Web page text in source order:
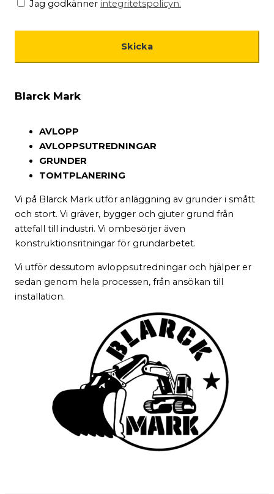
Jag godkänner integritetspolicyn.
Blarck Mark
AVLOPP
AVLOPPSUTREDNINGAR
GRUNDER
TOMTPLANERING
Vi på Blarck Mark utför anläggning av grunder i smått
och stort. Vi gräver, bygger och gjuter grund från
attefall till industri. Vi ombesörjer även
konstruktionsritningar för grundarbetet.
Vi utför dessutom avloppsutredningar och hjälper er
sedan genom hela processen, från ansökan till
installation.